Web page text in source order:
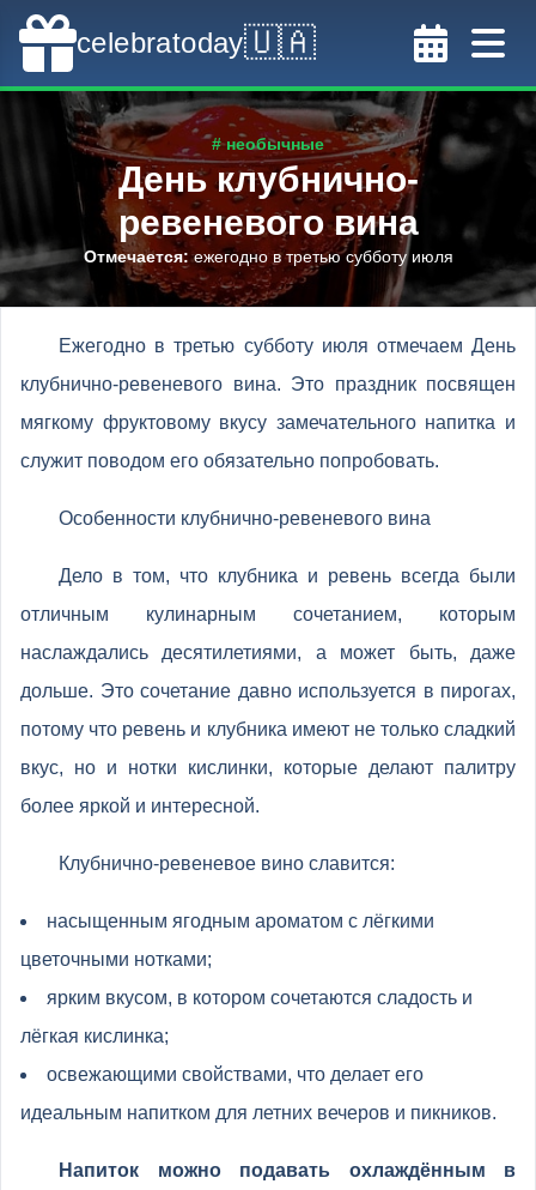
celebratoday🇺🇦
# необычные
День клубнично-
ревеневого вина
Отмечается:ежегодно в третью субботу июля
Ежегодно в третью субботу июля отмечаем День
клубнично-ревеневого вина. Это праздник посвящен
мягкому фруктовому вкусу замечательного напитка и
служит поводом его обязательно попробовать.
Особенности клубнично-ревеневого вина
Дело в том, что клубника и ревень всегда были
отличным кулинарным сочетанием, которым
наслаждались десятилетиями, а может быть, даже
дольше. Это сочетание давно используется в пирогах,
потому что ревень и клубника имеют не только сладкий
вкус, но и нотки кислинки, которые делают палитру
более яркой и интересной.
Клубнично-ревеневое вино славится:
насыщенным ягодным ароматом с лёгкими
цветочными нотками;
ярким вкусом, в котором сочетаются сладость и
лёгкая кислинка;
освежающими свойствами, что делает его
идеальным напитком для летних вечеров и пикников.
Напиток можно подавать охлаждённым в